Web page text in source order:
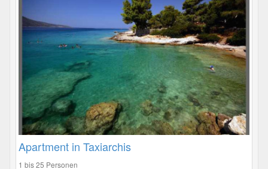
Apartment in Taxiarchis
1 bis 25 Personen